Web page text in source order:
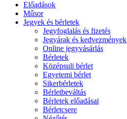
Előadások
Műsor
Jegyek és bérletek
Jegyfoglalás és fizetés
Jegyárak és kedvezmények
Online jegyvásárlás
Bérletek
Középsuli bérlet
Egyetemi bérlet
Sikerbérletek
Bérletbeváltás
Bérletek előadásai
Bérletcsere